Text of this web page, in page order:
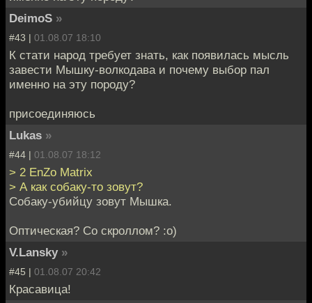
DeimoS »
#43 | 01.08.07 18:10
К стати народ требует знать, как появилась мысль
завести Мышку-волкодава и почему выбор пал
именно на эту породу?
присоединяюсь
Lukas »
#44 | 01.08.07 18:12
> 2 EnZo Matrix
> А как собаку-то зовут?
Собаку-убийцу зовут Мышка.
Оптическая? Со скроллом? :о)
V.Lansky »
#45 | 01.08.07 20:42
Красавица!